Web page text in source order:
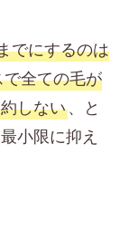
でにするのは
全ての毛が
しない、と
小限に抑え